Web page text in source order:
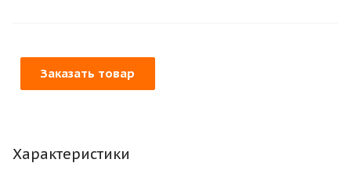
Заказать товар
Характеристики